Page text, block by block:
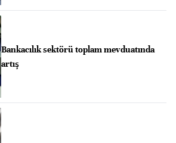
Bankacılık sektörü toplam mevduatında
artış